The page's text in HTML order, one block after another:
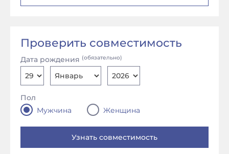
Проверить совместимость
Дата рождения (обязательно)
Пол
Мужчина
Женщина